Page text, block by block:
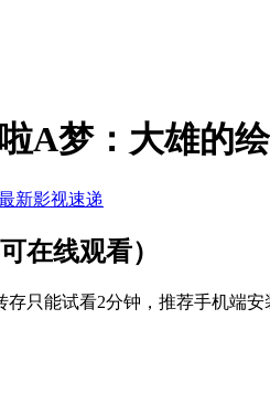
A梦：大雄的
新影视速递
在线观看）
存只能试看2分钟，推荐手机端